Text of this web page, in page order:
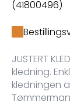
(41800496)
JUSTERT
kledning.
kledningen